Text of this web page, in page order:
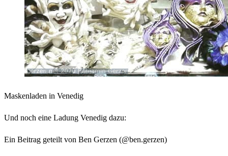
Maskenladen in Venedig
Und noch eine Ladung Venedig dazu:
Ein Beitrag geteilt von Ben Gerzen (@ben.gerzen)